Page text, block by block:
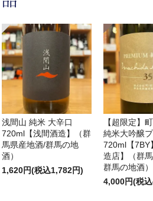
浅間山 純米 大辛口
720ml【浅間酒造】（群
馬県産地酒/群馬の地
酒）
1,620円(税込1,782円)
【超限定】
純米大吟醸
720ml【7BY
造店】（群
群馬の地酒）
4,000円(税